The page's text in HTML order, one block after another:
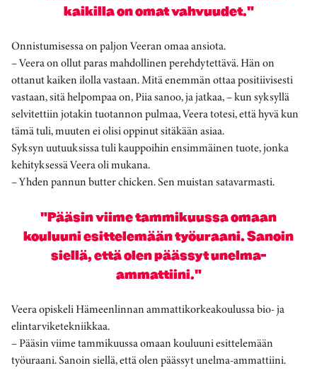
kaikilla on omat vahvuudet."
Onnistumisessa on paljon Veeran omaa ansiota.
– Veera on ollut paras mahdollinen perehdytettävä. Hän on
ottanut kaiken ilolla vastaan. Mitä enemmän ottaa positiivisesti
vastaan, sitä helpompaa on, Piia sanoo, ja jatkaa, – kun syksyllä
selvitettiin jotakin tuotannon pulmaa, Veera totesi, että hyvä kun
tämä tuli, muuten ei olisi oppinut sitäkään asiaa.
Syksyn uutuuksissa tuli kauppoihin ensimmäinen tuote, jonka
kehityksessä Veera oli mukana.
– Yhden pannun butter chicken. Sen muistan satavarmasti.
"Pääsin viime tammikuussa omaan
kouluuni esittelemään työuraani. Sanoin
siellä, että olen päässyt unelma-
ammattiini."
Veera opiskeli Hämeenlinnan ammattikorkeakoulussa bio- ja
elintarviketekniikkaa.
– Pääsin viime tammikuussa omaan kouluuni esittelemään
työuraani. Sanoin siellä, että olen päässyt unelma-ammattiini.